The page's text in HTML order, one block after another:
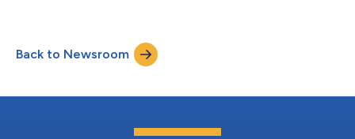
gericht op het leveren van de hoogste kwaliteit en meest
transparante, robuuste catastrofemodellen aan de sector in
deze omgeving. Met de nieuw...
Back to Newsroom